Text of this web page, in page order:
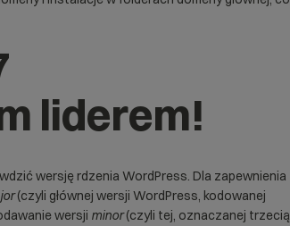
liderem!
wersję rdzenia WordPress. Dla zapewnienia
(czyli głównej wersji WordPress, kodowanej
wersji minor(czyli tej, oznaczanej trzecią